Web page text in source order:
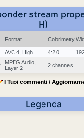
stream
H)
Format Colorimetry
AVC 4, High 4:2:0
MPEG Audio,
Layer 2
2 channels
I Tuoi commenti /
Legenda